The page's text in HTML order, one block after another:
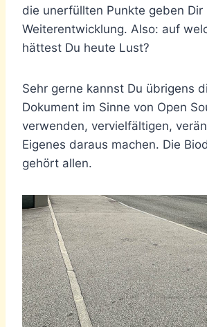
die unerfüllten Punkte geben Dir
Weiterentwicklung. Also: auf
hättest Du heute Lust?
Sehr gerne kannst Du übrigens
Dokument im Sinne von Open
verwenden, vervielfältigen,
Eigenes daraus machen. Die
gehört allen.